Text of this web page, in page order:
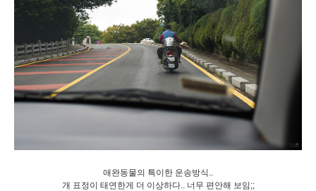
애완동물의 특이한 운송방식..
개 표정이 태연한게 더 이상하다.. 너무 편안해 보임;;